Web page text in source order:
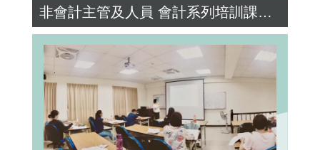
非會計主管及人員 會計系列培訓課程_企業包班